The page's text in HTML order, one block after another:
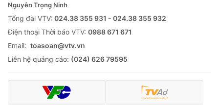
Nguyễn Trọng Ninh
Tổng đài VTV: 024.38 355 931 - 024.38 355 932
Ðiện thoại Thời báo VTV: 0988 671 671
Email: toasoan@vtv.vn
Liên hệ quảng cáo: (024) 626 79595